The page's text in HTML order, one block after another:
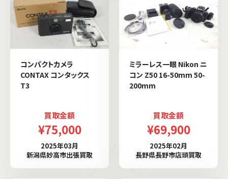
コンパクトカメラ
CONTAX コンタックス
T3
買取金額
¥75,000
2025年03月
新潟県妙高市出張買取
ミラーレス一眼 Nikon ニ
コン Z50 16-50mm 50-
200mm
買取金額
¥69,900
2025年02月
長野県長野市店頭買取